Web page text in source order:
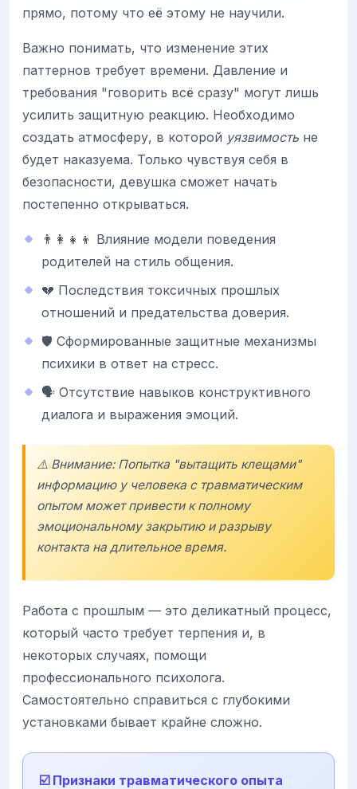
прямо, потому что её этому не научили.
Важно понимать, что изменение этих
паттернов требует времени. Давление и
требования "говорить всё сразу" могут лишь
усилить защитную реакцию. Необходимо
создать атмосферу, в которой уязвимость не
будет наказуема. Только чувствуя себя в
безопасности, девушка сможет начать
постепенно открываться.
👨‍👩‍👧‍👦 Влияние модели поведения
родителей на стиль общения.
💔 Последствия токсичных прошлых
отношений и предательства доверия.
🛡️ Сформированные защитные механизмы
психики в ответ на стресс.
🗣️ Отсутствие навыков конструктивного
диалога и выражения эмоций.
⚠️ Внимание: Попытка "вытащить клещами"
информацию у человека с травматическим
опытом может привести к полному
эмоциональному закрытию и разрыву
контакта на длительное время.
Работа с прошлым — это деликатный процесс,
который часто требует терпения и, в
некоторых случаях, помощи
профессионального психолога.
Самостоятельно справиться с глубокими
установками бывает крайне сложно.
☑️ Признаки травматического опыта